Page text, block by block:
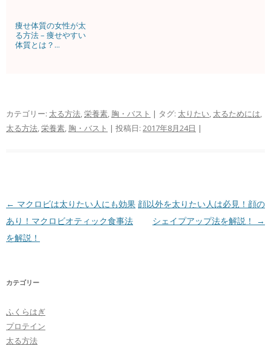
痩せ体質の女性が太
る方法 – 痩せやすい
体質とは？...
カテゴリー: 太る方法,栄養素, 胸・バスト | タグ: 太りたい, 太るためには,
太る方法,栄養素, 胸・バスト | 投稿日: 2017年8月24日 |
投稿ナビゲーション
← マクロビは太りたい人にも効果
あり！マクロビオティック食事法
を解説！
顔以外を太りたい人は必見！顔の
シェイプアップ法を解説！
→
カテゴリー
ふくらはぎ
プロテイン
太る方法